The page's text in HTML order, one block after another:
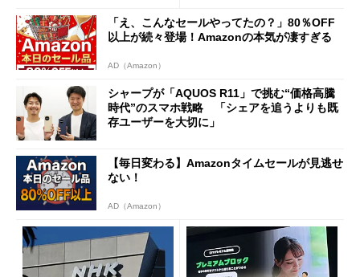
「え、こんなセールやってたの？」80％OFF
以上が続々登場！Amazonの本気が凄すぎる
AD（Amazon）
シャープが「AQUOS R11」で挑む“価格高騰
時代”のスマホ戦略 「シェアを追うよりも既
存ユーザーを大切に」
【毎日変わる】Amazonタイムセールが見逃せ
ない！
AD（Amazon）